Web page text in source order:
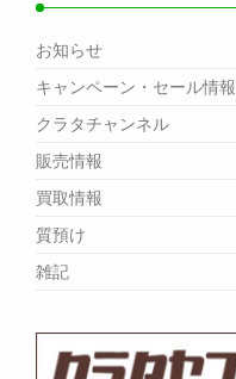
お知らせ
キャンペーン・セール情報
クラタチャンネル
販売情報
買取情報
質預け
雑記